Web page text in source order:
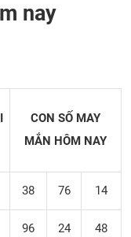
nay
CON SỐ MAY
MẮN HÔM NAY
38 76 14
96 24 48